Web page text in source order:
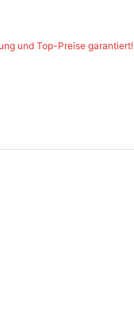
und Top-Preise garantiert!